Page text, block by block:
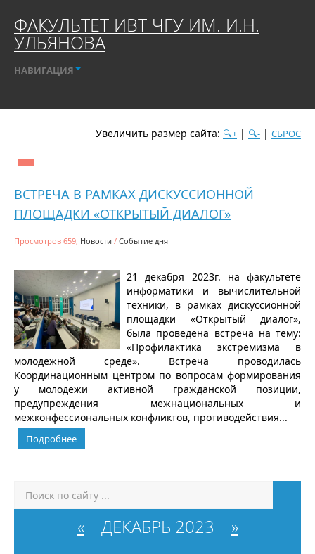
ФАКУЛЬТЕТ ИВТ ЧГУ ИМ. И.Н.
УЛЬЯНОВА
НАВИГАЦИЯ
Увеличить размер сайта: 🔍+ | 🔍- | СБРОС
популярности посещаемости алфавиту
ВСТРЕЧА В РАМКАХ ДИСКУССИОННОЙ
ПЛОЩАДКИ «ОТКРЫТЫЙ ДИАЛОГ»
Просмотров 659, Новости / Событие дня
21 декабря 2023г. на факультете
информатики и вычислительной
техники, в рамках дискуссионной
площадки «Открытый диалог»,
была проведена встреча на тему:
«Профилактика экстремизма в
молодежной среде». Встреча проводилась
Координационным центром по вопросам формирования
у молодежи активной гражданской позиции,
предупреждения межнациональных и
межконфессиональных конфликтов, противодействия...
Подробнее
«ДЕКАБРЬ 2023 »